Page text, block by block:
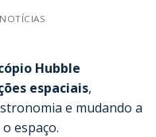
NOTÍCIAS
Hubble
espaciais,
e mudando a
espaço.